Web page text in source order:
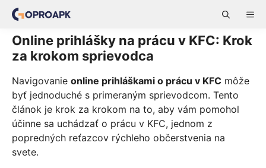
Skip
content
Online prihlášky na prácu v KFC: Krok
za krokom sprievodca
Navigovanie online prihláškami o prácu v KFC môže
byť jednoduché s primeraným sprievodcom. Tento
článok je krok za krokom na to, aby vám pomohol
účinne sa uchádzať o prácu v KFC, jednom z
popredných reťazcov rýchleho občerstvenia na
svete.